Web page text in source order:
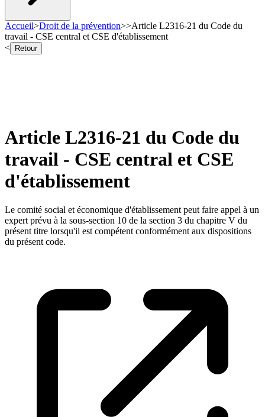
Accueil>Droit de la prévention>>Article L2316-21 du Code du
travail - CSE central et CSE d'établissement
<
Retour
Article L2316-21 du Code du
travail - CSE central et CSE
d'établissement
Le comité social et économique d'établissement peut faire appel à un
expert prévu à la sous-section 10 de la section 3 du chapitre V du
présent titre lorsqu'il est compétent conformément aux dispositions
du présent code.